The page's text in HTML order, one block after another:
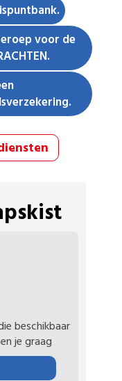
voor de
beschikbaar
je graag